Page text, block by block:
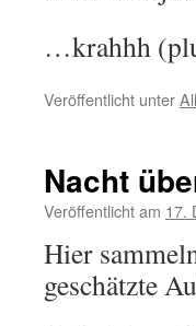
…krahhh
Veröffentlicht unter
Nacht
Veröffentlicht am 17.
Hier
geschätzte